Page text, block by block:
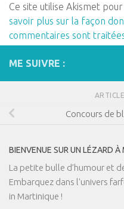
Ce site utilise Akismet
savoir plus sur la façon
commentaires sont
ME SUIVRE :
Concours de
BIENVENUE SUR UN LÉZARD À
La petite bulle d’humour et
Embarquez dans l'univers
in Martinique !